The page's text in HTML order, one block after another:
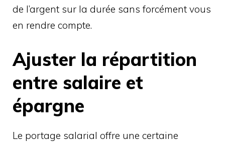
de l’argent sur la durée sans forcément vous
en rendre compte.
Ajuster la répartition
entre salaire et
épargne
Le portage salarial offre une certaine